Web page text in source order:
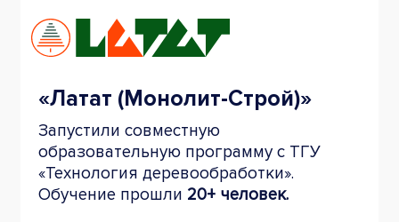
«Латат (Монолит-Строй)»
Запустили совместную
образовательную программу с ТГУ
«Технология деревообработки».
Обучение прошли 20+ человек.